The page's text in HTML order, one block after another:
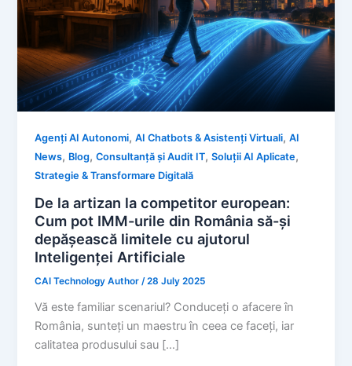
Agenți AI Autonomi,AI Chatbots & Asistenți Virtuali,AI
News, Blog,Consultanță și Audit IT,Soluții AI Aplicate,
Strategie & Transformare Digitală
De la artizan la competitor european:
Cum pot IMM-urile din România să-și
depășească limitele cu ajutorul
Inteligenței Artificiale
CAI Technology Author/28 July 2025
Vă este familiar scenariul? Conduceți o afacere în
România, sunteți un maestru în ceea ce faceți, iar
calitatea produsului sau […]